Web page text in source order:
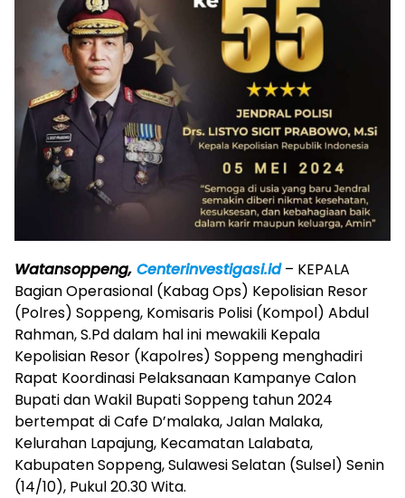
Watansoppeng, Centerinvestigasi.id– KEPALA
Bagian Operasional (Kabag Ops) Kepolisian Resor
(Polres) Soppeng, Komisaris Polisi (Kompol) Abdul
Rahman, S.Pd dalam hal ini mewakili Kepala
Kepolisian Resor (Kapolres) Soppeng menghadiri
Rapat Koordinasi Pelaksanaan Kampanye Calon
Bupati dan Wakil Bupati Soppeng tahun 2024
bertempat di Cafe D’malaka, Jalan Malaka,
Kelurahan Lapajung, Kecamatan Lalabata,
Kabupaten Soppeng, Sulawesi Selatan (Sulsel) Senin
(14/10), Pukul 20.30 Wita.